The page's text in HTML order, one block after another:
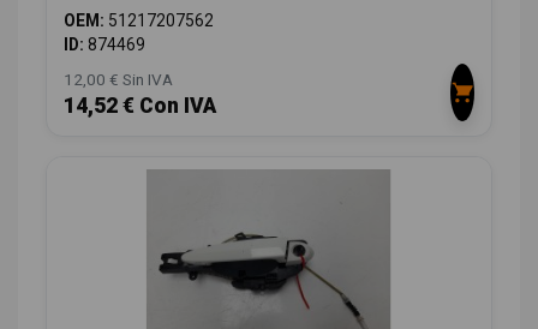
OEM: 51217207562
ID: 874469
12,00 € Sin IVA
14,52 € Con IVA